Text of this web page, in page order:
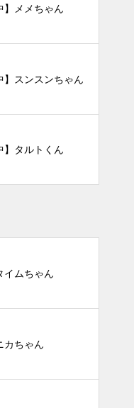
】メメちゃん
】スンスンちゃん
】タルトくん
イムちゃん
カちゃん